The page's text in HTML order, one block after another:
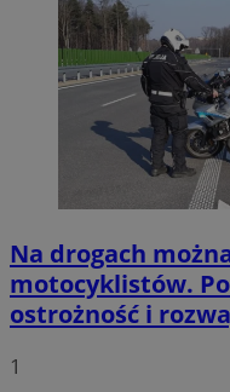
Na drogach
motocyklistów.
ostrożność i
1